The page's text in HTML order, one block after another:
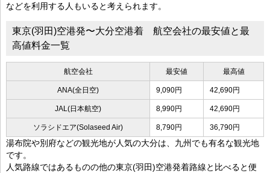
などを利用する人もいると考えられます。
東京(羽田)空港発〜大分空港着 航空会社の最安値と最
高値料金一覧
航空会社 最安値 最高値
ANA(全日空) 9,090円 42,690円
JAL(日本航空) 8,990円 42,690円
ソラシドエア(Solaseed Air) 8,790円 36,790円
湯布院や別府などの観光地が人気の大分は、九州でも有名な観光地
です。
人気路線ではあるものの他の東京(羽田)空港発着路線と比べると便